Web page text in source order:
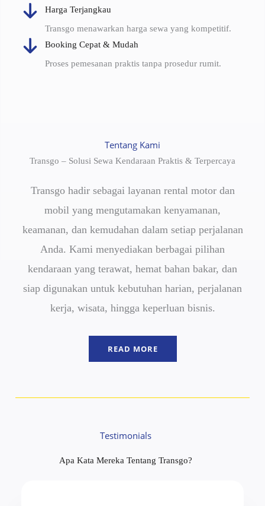
Harga Terjangkau
Transgo menawarkan harga sewa yang kompetitif.
Booking Cepat & Mudah
Proses pemesanan praktis tanpa prosedur rumit.
Tentang Kami
Transgo – Solusi Sewa Kendaraan Praktis & Terpercaya
Transgo hadir sebagai layanan rental motor dan
mobil yang mengutamakan kenyamanan,
keamanan, dan kemudahan dalam setiap perjalanan
Anda. Kami menyediakan berbagai pilihan
kendaraan yang terawat, hemat bahan bakar, dan
siap digunakan untuk kebutuhan harian, perjalanan
kerja, wisata, hingga keperluan bisnis.
READ MORE
Testimonials
Apa Kata Mereka Tentang Transgo?